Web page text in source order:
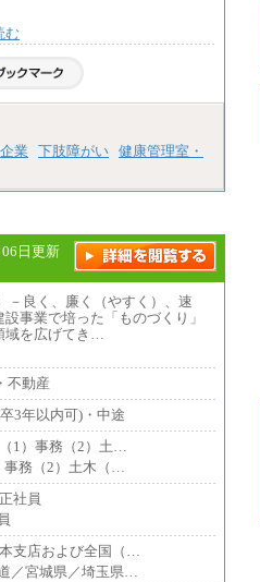
む
業 下肢障がい 健康管理室・
06日更新
－良く、廉く（やすく）、速
事業で培った「ものづくり」
を広げてき…
不動産
3年以内可)・中途
（1）事務（2）土…
事務（2）土木（…
正社員
本支店および全国（…
／宮城県／埼玉県…